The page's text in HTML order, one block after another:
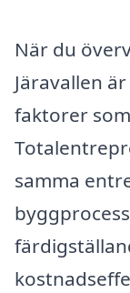
När du
Järavallen
faktorer
samma